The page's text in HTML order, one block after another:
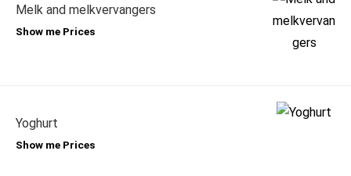
Melk and melkvervangers
Show me Prices
Yoghurt
Show me Prices